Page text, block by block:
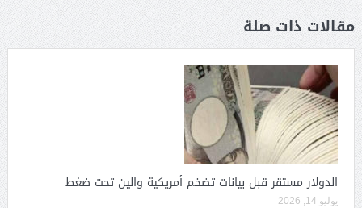
مقالات ذات صلة
الدولار مستقر قبل بيانات تضخم أمريكية والين تحت ضغط
يوليو 14, 2026